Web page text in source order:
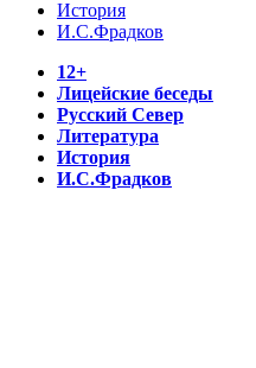
История
И.С.Фрадков
12+
Лицейские беседы
Русский Север
Литература
История
И.С.Фрадков